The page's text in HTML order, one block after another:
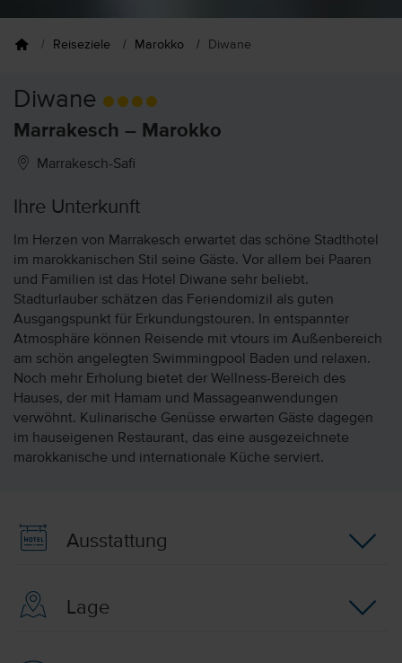
Reiseziele Marokko Diwane
Diwane
Marrakesch – Marokko
Marrakesch-Safi
Ihre Unterkunft
Im Herzen von Marrakesch erwartet das schöne Stadthotel
im marokkanischen Stil seine Gäste. Vor allem bei Paaren
und Familien ist das Hotel Diwane sehr beliebt.
Stadturlauber schätzen das Feriendomizil als guten
Ausgangspunkt für Erkundungstouren. In entspannter
Atmosphäre können Reisende mit vtours im Außenbereich
am schön angelegten Swimmingpool Baden und relaxen.
Noch mehr Erholung bietet der Wellness-Bereich des
Hauses, der mit Hamam und Massageanwendungen
verwöhnt. Kulinarische Genüsse erwarten Gäste dagegen
im hauseigenen Restaurant, das eine ausgezeichnete
marokkanische und internationale Küche serviert.
Ausstattung
Lage